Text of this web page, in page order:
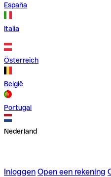
España
Italia
Österreich
België
Portugal
Nederland
Inloggen Open een rekening